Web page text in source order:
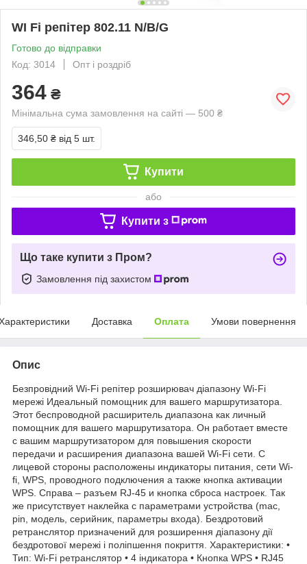
WI Fi репітер 802.11 N/B/G
Готово до відправки
Код: 3014
Опт і роздріб
364 ₴
Мінімальна сума замовлення на сайті — 500 ₴
346,50 ₴ від 5 шт.
Купити
або
Купити з
Що таке купити з Пром?
Замовлення під захистом
Доставка Оплата Умови повернення
Опис
Безпровідний Wi-Fi репітер розширювач діапазону Wi-Fi
мережі Идеальный помощник для вашего маршрутизатора.
Этот беспроводной расширитель диапазона как личный
помощник для вашего маршрутизатора. Он работает вместе
с вашим маршрутизатором для повышения скорости
передачи и расширения диапазона вашей Wi-Fi сети. С
лицевой стороны расположены индикаторы питания, сети Wi-
fi, WPS, проводного подключения а также кнопка активации
WPS. Справа – разъем RJ-45 и кнопка сброса настроек. Так
же присутствует наклейка с параметрами устройства (mac,
pin, модель, серийник, параметры входа). Бездротовий
ретранслятор призначений для розширення діапазону дії
бездротової мережі і поліпшення покриття. Характеристики: •
Тип: Wi-Fi ретранслятор • 4 індикатора • Кнопка WPS • RJ45